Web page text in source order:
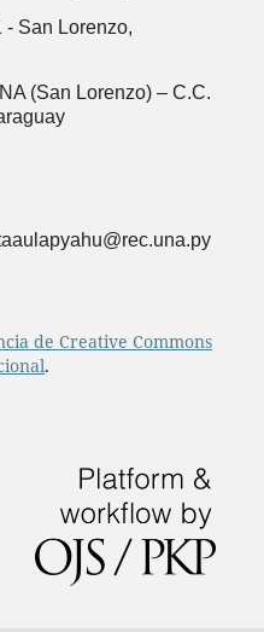
- San Lorenzo,
(San Lorenzo) – C.C.
de Creative Commons
.